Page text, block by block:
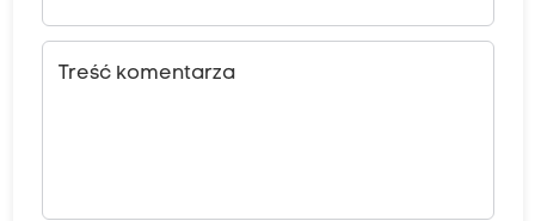
Treść komentarza